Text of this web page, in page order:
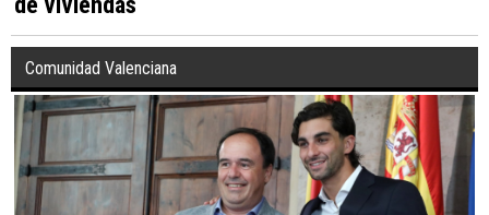
Comunidad Valenciana